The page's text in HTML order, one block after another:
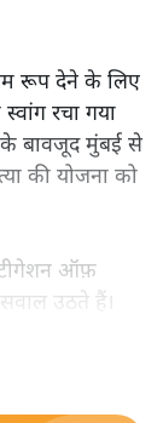
रूप देने के लिए
रचा गया
के बावजूद मुंबई से
की योजना को
ऑफ़
उठते हैं।